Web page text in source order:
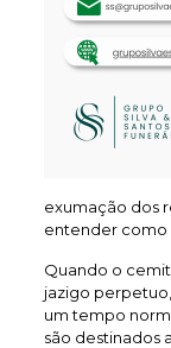
exumação dos
entender como
Quando o
jazigo
um tempo
são destinados